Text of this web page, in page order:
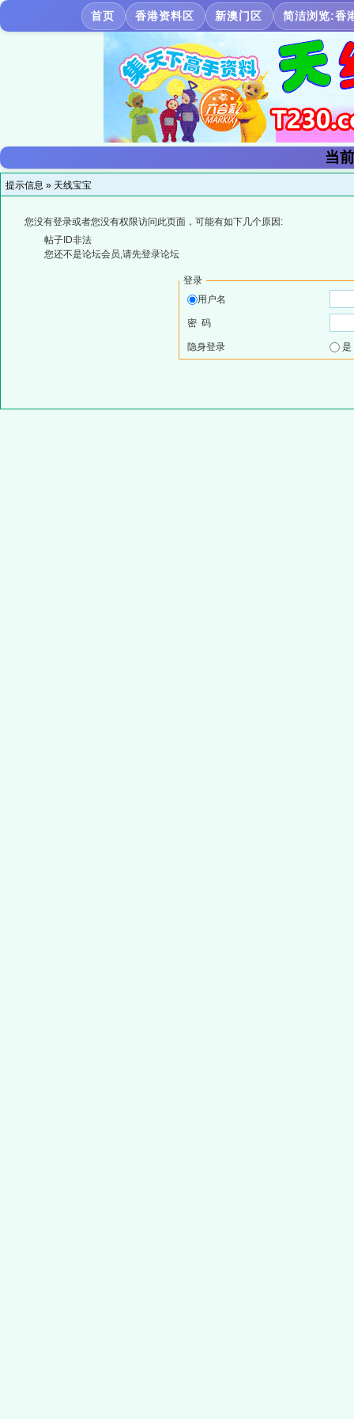
首页 香港资料区 新澳门区 简洁浏览:香
当
提示信息 » 天线宝宝
您没有登录或者您没有权限访问此页面，可能有如下几个原因:
帖子ID非法
您还不是论坛会员,请先登录论坛
登录
用户名
密 码
隐身登录